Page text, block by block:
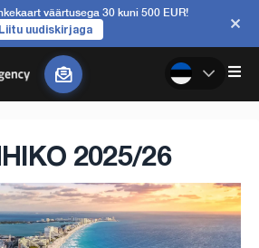
väärtusega 30 kuni 500 EUR!
Liitu uudiskirjaga
2025/26